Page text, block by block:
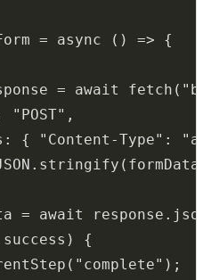
= async () => {
= await
"POST",
{ "Content-Type":
= await
{